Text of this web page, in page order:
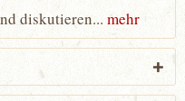
diskutieren... mehr